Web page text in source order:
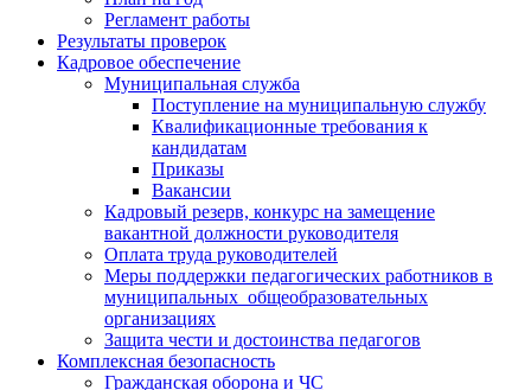
Регламент работы
Результаты проверок
Кадровое обеспечение
Муниципальная служба
Поступление на муниципальную службу
Квалификационные требования к
кандидатам
Приказы
Вакансии
Кадровый резерв, конкурс на замещение
вакантной должности руководителя
Оплата труда руководителей
Меры поддержки педагогических работников в
муниципальных общеобразовательных
организациях
Защита чести и достоинства педагогов
Комплексная безопасность
Гражданская оборона и ЧС